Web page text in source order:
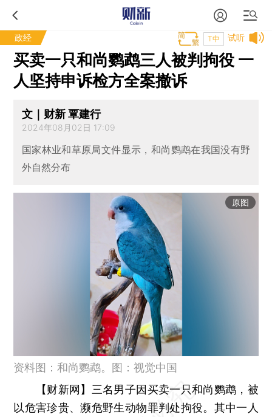
政经 试听
T中
买卖一只和尚鹦鹉三人被判拘役 一
人坚持申诉检方全案撤诉
文｜财新 覃建行
2024年08月02日 17:09
国家林业和草原局文件显示，和尚鹦鹉在我国没有野
外自然分布
原图
资料图：和尚鹦鹉。图：视觉中国
【财新网】 三名男子因买卖一只和尚鹦鹉，被
以危害珍贵、濒危野生动物罪判处拘役。其中一人